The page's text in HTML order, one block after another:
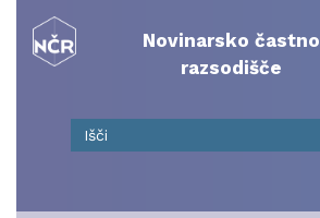
content
Novinarsko častno
razsodišče